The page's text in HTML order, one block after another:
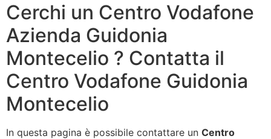
Cerchi un Centro Vodafone
Azienda Guidonia
Montecelio ? Contatta il
Centro Vodafone Guidonia
Montecelio
In questa pagina è possibile contattare un Centro